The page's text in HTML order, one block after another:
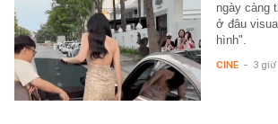
ngày càng
ở đâu
hình".
CINE - 3